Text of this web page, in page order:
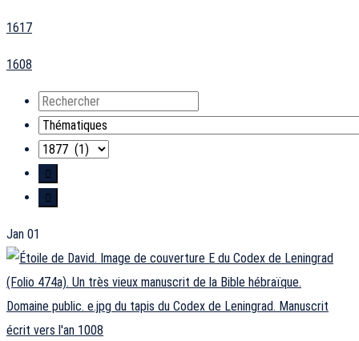
1617
1608
Rechercher
Thématiques
Années
Jan 01
Domaine public. e.jpg du tapis du Codex de Leningrad. Manuscrit
écrit vers l'an 1008